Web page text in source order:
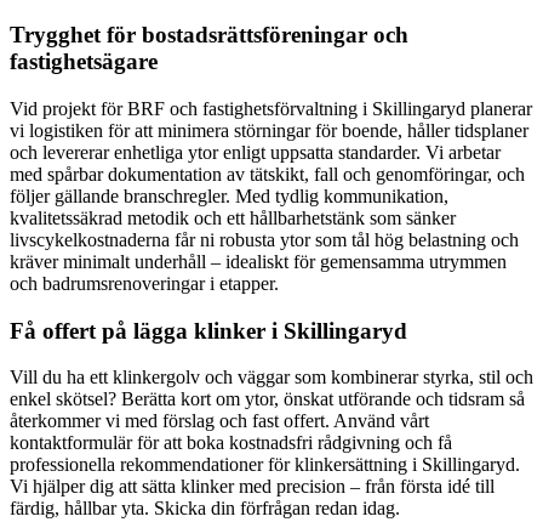
Trygghet för bostadsrättsföreningar och
fastighetsägare
Vid projekt för BRF och fastighetsförvaltning i Skillingaryd planerar
vi logistiken för att minimera störningar för boende, håller tidsplaner
och levererar enhetliga ytor enligt uppsatta standarder. Vi arbetar
med spårbar dokumentation av tätskikt, fall och genomföringar, och
följer gällande branschregler. Med tydlig kommunikation,
kvalitetssäkrad metodik och ett hållbarhetstänk som sänker
livscykelkostnaderna får ni robusta ytor som tål hög belastning och
kräver minimalt underhåll – idealiskt för gemensamma utrymmen
och badrumsrenoveringar i etapper.
Få offert på lägga klinker i Skillingaryd
Vill du ha ett klinkergolv och väggar som kombinerar styrka, stil och
enkel skötsel? Berätta kort om ytor, önskat utförande och tidsram så
återkommer vi med förslag och fast offert. Använd vårt
kontaktformulär för att boka kostnadsfri rådgivning och få
professionella rekommendationer för klinkersättning i Skillingaryd.
Vi hjälper dig att sätta klinker med precision – från första idé till
färdig, hållbar yta. Skicka din förfrågan redan idag.